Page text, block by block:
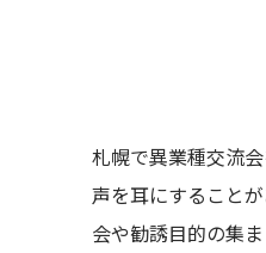
札幌で異業種交流
声を耳にすること
会や勧誘目的の集ま